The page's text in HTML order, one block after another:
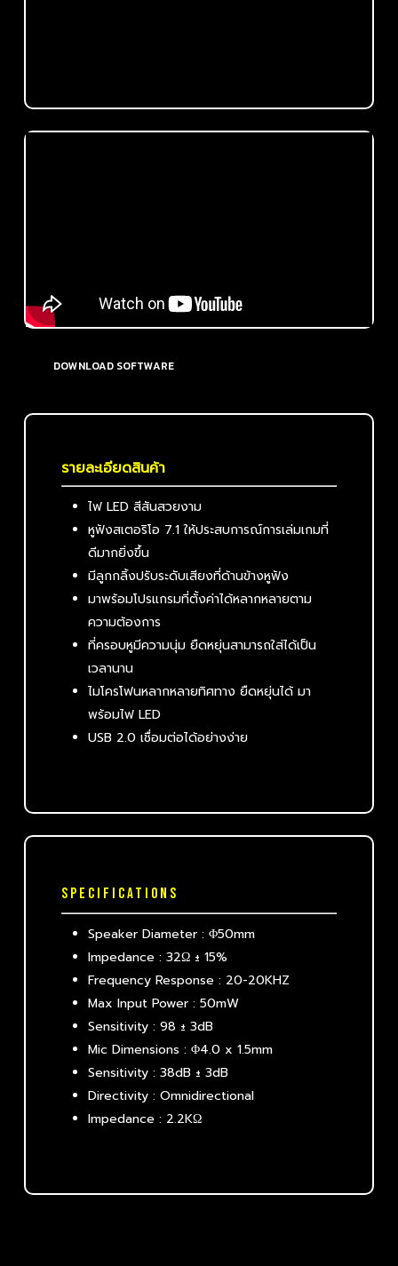
DOWNLOAD SOFTWARE
รายละเอียดสินค้า
ไฟ LED สีสันสวยงาม
หูฟังสเตอริโอ 7.1 ให้ประสบการณ์การเล่มเกมที่
ดีมากยิ่งขึ้น
มีลูกกลิ้งปรับระดับเสียงที่ด้านข้างหูฟัง
มาพร้อมโปรแกรมที่ตั้งค่าได้หลากหลายตาม
ความต้องการ
ที่ครอบหูมีความนุ่ม ยืดหยุ่นสามารถใส่ได้เป็น
เวลานาน
ไมโครโฟนหลากหลายทิศทาง ยืดหยุ่นได้ มา
พร้อมไฟ LED
USB 2.0 เชื่อมต่อได้อย่างง่าย
SPECIFICATIONS
Speaker Diameter : Φ50mm
Impedance : 32Ω ± 15%
Frequency Response : 20-20KHZ
Max Input Power : 50mW
Sensitivity : 98 ± 3dB
Mic Dimensions : Φ4.0 x 1.5mm
Sensitivity : 38dB ± 3dB
Directivity : Omnidirectional
Impedance : 2.2KΩ